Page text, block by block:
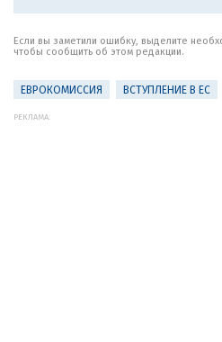
Если вы заметили ошибку, выделите
чтобы сообщить об этом редакции.
ЕВРОКОМИССИЯ ВСТУПЛЕНИЕ В ЕС
РЕКЛАМА: